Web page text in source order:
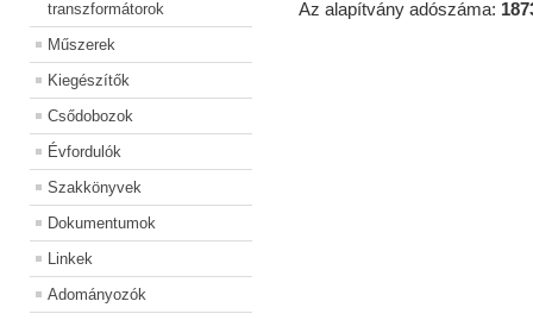
transzformátorok
Műszerek
Kiegészítők
Csődobozok
Évfordulók
Szakkönyvek
Dokumentumok
Linkek
Adományozók
Az alapítvány adószáma: